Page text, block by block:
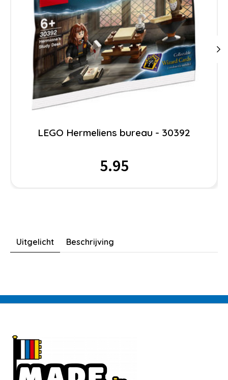
LEGO Hermeliens bureau - 30392
5.95
Uitgelicht Beschrijving